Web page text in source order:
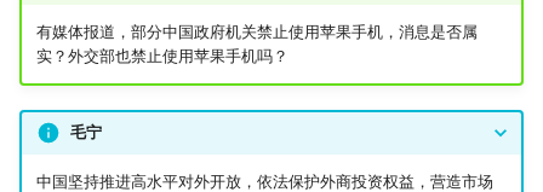
有媒体报道，部分中国政府机关禁止使用苹果手机，消息是否属
实？外交部也禁止使用苹果手机吗？
毛宁
中国坚持推进高水平对外开放，依法保护外商投资权益，营造市场